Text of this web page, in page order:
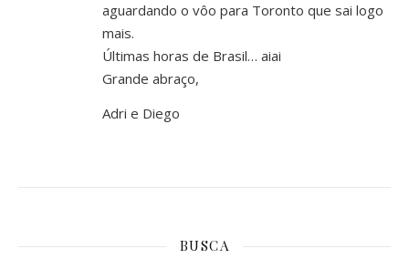
aguardando o vôo para Toronto que sai logo
mais.
Últimas horas de Brasil… aiai
Grande abraço,
Adri e Diego
BUSCA